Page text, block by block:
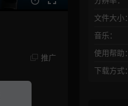
推广
文件大小：
音乐：
使用帮助：
下载方式：